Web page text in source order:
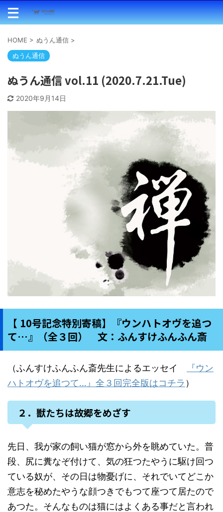
HOME > ぬうん通信 >
ぬうん通信
ぬうん通信 vol.11 (2020.7.21.Tue)
2020年9月14日
【 10号記念特別寄稿】『ウンハトオヴを追つ
て…』（全３回） 文：ふんすけふんふん斎
（ふんすけふんふん斎先生によるエッセイ
『ウン
ハトオヴを追つて…』全３回完全版はコチラ ）
２．獣たちは故郷をめざす
先日、我が家の飼い猫が窓から外を眺めていた。普
段、尻に糞なぞ付けて、気の狂つたやうに駆け回つ
ている奴が、その日は物憂げに、それでいてどこか
意志を秘めたやうな顔つきでもつて座つて居たので
あつた。そんなものは猫にはよくある事だと言われ